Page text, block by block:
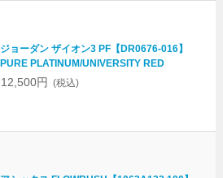
ジョーダン ザイオン3 PF【DR0676-016】
PURE PLATINUM/UNIVERSITY RED
12,500円 (税込)